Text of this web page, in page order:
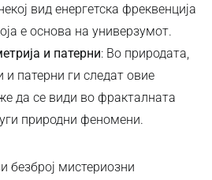
вид енергетска фреквенција
е основа на универзумот.
и патерни: Во природата,
и патерни ги следат овие
да се види во фракталната
природни феномени.
безброј мистериозни